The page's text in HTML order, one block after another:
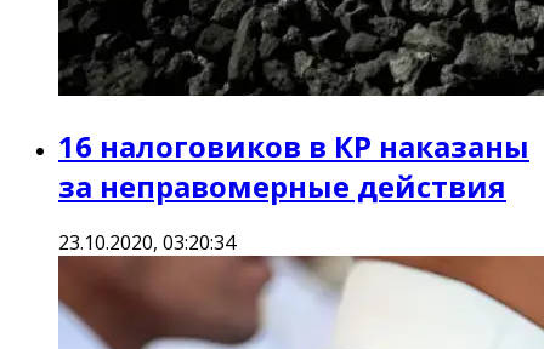
16 налоговиков в КР наказаны
за неправомерные действия
23.10.2020, 03:20:34